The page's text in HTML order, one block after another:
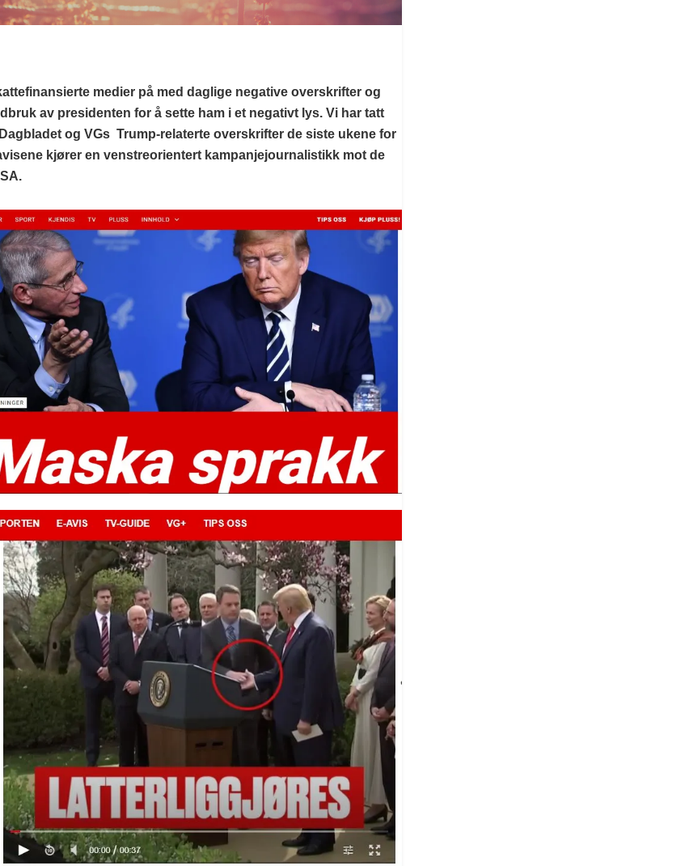
medier på med daglige negative overskrifter og
av presidenten for å sette ham i et negativt lys. Vi har tatt
og VGs Trump-relaterte overskrifter de siste ukene for
kjører en venstreorientert kampanjejournalistikk mot de